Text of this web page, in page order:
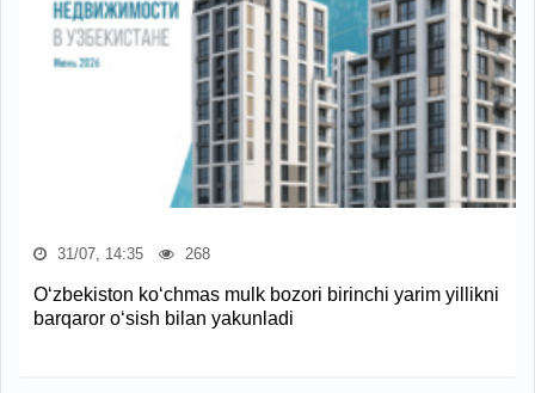
31/07, 14:35 268
O‘zbekiston ko‘chmas mulk bozori birinchi yarim yillikni
barqaror o‘sish bilan yakunladi